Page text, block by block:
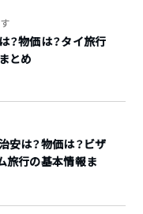
？物価は？タイ旅行
とめ
安は？物価は？ビザ
旅行の基本情報ま